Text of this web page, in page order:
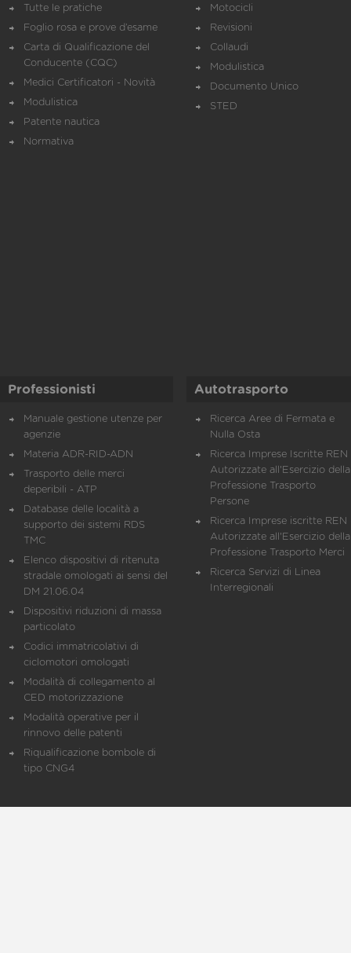
Tutte le pratiche
Foglio rosa e prove d’esame
Carta di Qualificazione del
Conducente (CQC)
Medici Certificatori - Novità
Modulistica
Patente nautica
Normativa
Motocicli
Revisioni
Collaudi
Modulistica
Documento Unico
STED
Professionisti
Manuale gestione utenze per
agenzie
Materia ADR-RID-ADN
Trasporto delle merci
deperibili - ATP
Database delle località a
supporto dei sistemi RDS
TMC
Elenco dispositivi di ritenuta
stradale omologati ai sensi del
DM 21.06.04
Dispositivi riduzioni di massa
particolato
Codici immatricolativi di
ciclomotori omologati
Modalità di collegamento al
CED motorizzazione
Modalità operative per il
rinnovo delle patenti
Riqualificazione bombole di
tipo CNG4
Autotrasporto
Ricerca Aree di Fermata e
Nulla Osta
Ricerca Imprese Iscritte REN
Autorizzate all'Esercizio della
Professione Trasporto
Persone
Ricerca Imprese iscritte REN
Autorizzate all'Esercizio della
Professione Trasporto Merci
Ricerca Servizi di Linea
Interregionali